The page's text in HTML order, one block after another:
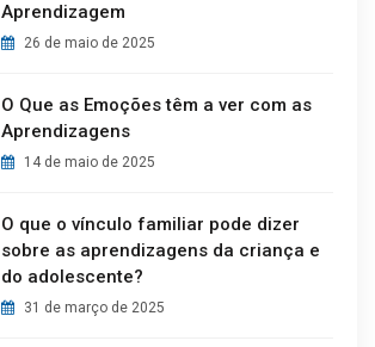
Aprendizagem
26 de maio de 2025
O Que as Emoções têm a ver com as
Aprendizagens
14 de maio de 2025
O que o vínculo familiar pode dizer
sobre as aprendizagens da criança e
do adolescente?
31 de março de 2025